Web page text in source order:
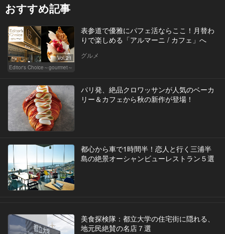
おすすめ記事
Vol.21
Editor's Choice～gourmet～
表参道で優雅にパフェ活ならここ！月替わ
りで楽しめる「アルマーニ / カフェ」へ
グルメ
パリ発、絶品クロワッサンが人気のベーカ
リー＆カフェから秋の新作が登場！
都心から車で1時間半！恋人と行く三浦半
島の絶景オーシャンビューレストラン５選
美食探検隊：都立大学の住宅街に隠れる、
地元民絶賛の名店７選